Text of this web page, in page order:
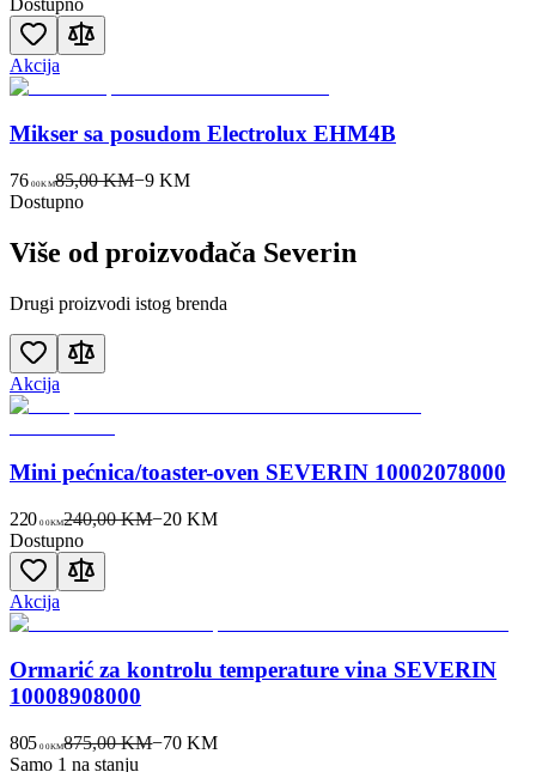
Dostupno
Akcija
Mikser sa posudom Electrolux EHM4B
76 00KM85,00 KM−9KM
Dostupno
Više od proizvođača Severin
Drugi proizvodi istog brenda
Akcija
Mini pećnica/toaster-oven SEVERIN 10002078000
220 00KM240,00 KM−20 KM
Dostupno
Akcija
Ormarić za kontrolu temperature vina SEVERIN
10008908000
805 00KM875,00 KM−70 KM
Samo 1 na stanju